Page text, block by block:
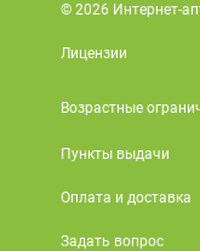
© 2026 Интернет-
Лицензии
Возрастные
Пункты выдачи
Оплата и доставка
Задать вопрос